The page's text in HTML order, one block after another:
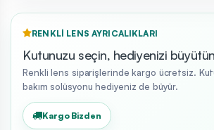
RENKLI LENS AYRICALIKLARI
Kutunuzu seçin, hediyenizi büyütün
Renkli lens siparişlerinde kargo ücretsiz.
bakım solüsyonu hediyeniz de büyür.
Kargo Bizden